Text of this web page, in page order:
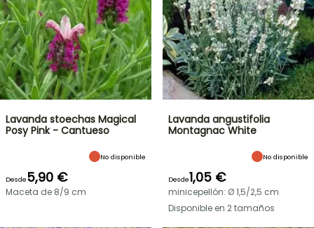
Lavanda stoechas Magical
Posy Pink - Cantueso
No disponible
Desde5,90 €
Maceta de 8/9 cm
Lavanda angustifolia
Montagnac White
No disponible
Desde1,05 €
minicepellón: Ø 1,5/2,5 cm
Disponible en 2 tamaños